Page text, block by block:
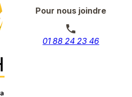
Pour nous joindre
phone
01 88 24 23 46